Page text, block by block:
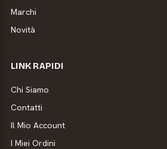
Marchi
Novità
LINK RAPIDI
Chi Siamo
Contatti
Il Mio Account
I Miei Ordini